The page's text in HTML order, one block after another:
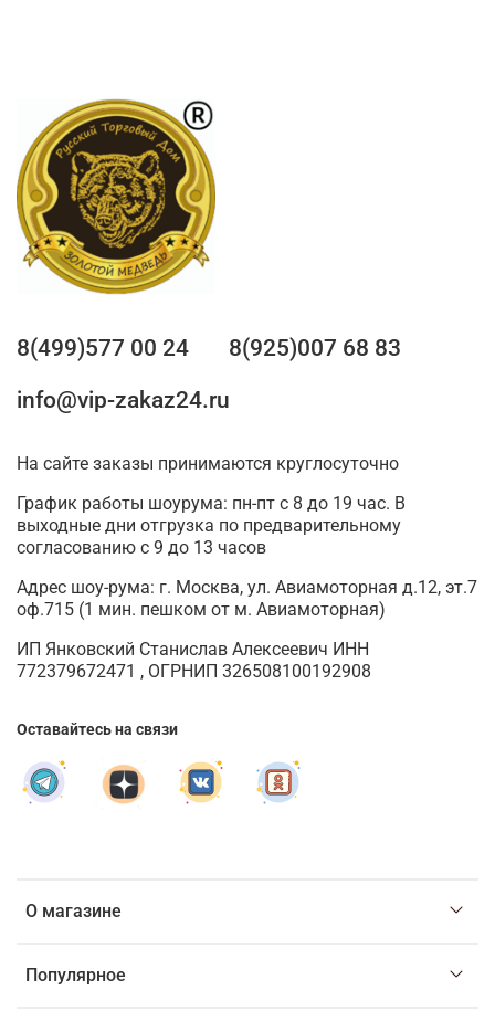
О магазине
Популярное
8(499)577 00 24
8(925)007 68 83
info@vip-zakaz24.ru
На сайте заказы принимаются круглосуточно
График работы шоурума: пн-пт с 8 до 19 час. В
выходные дни отгрузка по предварительному
согласованию с 9 до 13 часов
Адрес шоу-рума: г. Москва, ул. Авиамоторная д.12, эт.7
оф.715 (1 мин. пешком от м. Авиамоторная)
ИП Янковский Станислав Алексеевич ИНН
772379672471 , ОГРНИП 326508100192908
Оставайтесь на связи